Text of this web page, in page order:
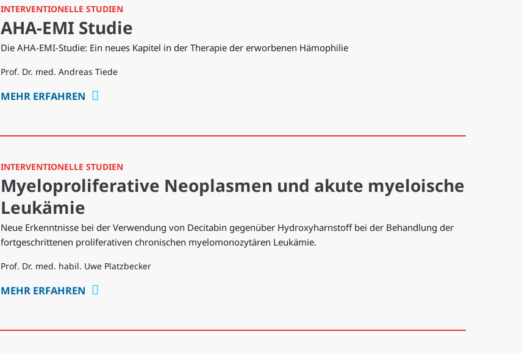
INTERVENTIONELLE STUDIEN
AHA-EMI Studie
Die AHA-EMI-Studie: Ein neues Kapitel in der Therapie der erworbenen Hämophilie
Prof. Dr. med. Andreas Tiede
MEHR ERFAHREN
INTERVENTIONELLE STUDIEN
Myeloproliferative Neoplasmen und akute myeloische
Leukämie
Neue Erkenntnisse bei der Verwendung von Decitabin gegenüber Hydroxyharnstoff bei der Behandlung der
fortgeschrittenen proliferativen chronischen myelomonozytären Leukämie.
Prof. Dr. med. habil. Uwe Platzbecker
MEHR ERFAHREN